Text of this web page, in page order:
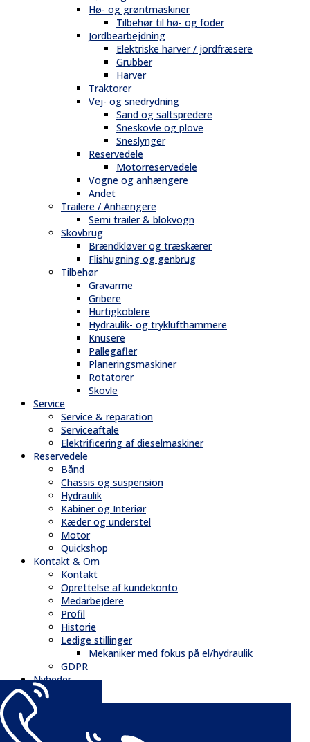
Hø- og grøntmaskiner
Tilbehør til hø- og foder
Jordbearbejdning
Elektriske harver / jordfræsere
Grubber
Harver
Traktorer
Vej- og snedrydning
Sand og saltspredere
Sneskovle og plove
Sneslynger
Reservedele
Motorreservedele
Vogne og anhængere
Andet
Trailere / Anhængere
Semi trailer & blokvogn
Skovbrug
Brændkløver og træskærer
Flishugning og genbrug
Tilbehør
Gravarme
Gribere
Hurtigkoblere
Hydraulik- og tryklufthammere
Knusere
Pallegafler
Planeringsmaskiner
Rotatorer
Skovle
Service
Service & reparation
Serviceaftale
Elektrificering af dieselmaskiner
Reservedele
Bånd
Chassis og suspension
Hydraulik
Kabiner og Interiør
Kæder og understel
Motor
Quickshop
Kontakt & Om
Kontakt
Oprettelse af kundekonto
Medarbejdere
Profil
Historie
Ledige stillinger
Mekaniker med fokus på el/hydraulik
GDPR
Nyheder